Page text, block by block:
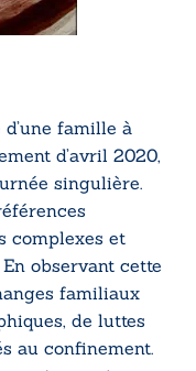
famille à
d’avril 2020,
singulière.
complexes et
observant cette
familiaux
de luttes
au confinement.